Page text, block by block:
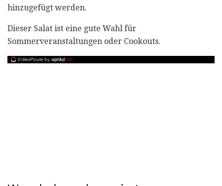
hinzugefügt werden.
Dieser Salat ist eine gute Wahl für
Sommerveranstaltungen oder Cookouts.